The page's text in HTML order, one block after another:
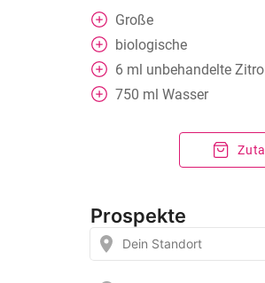
Große
biologische
6 ml unbehandelte
750 ml Wasser